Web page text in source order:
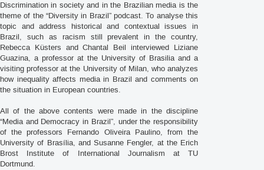
Discrimination in society and in the Brazilian media is the
theme of the “Diversity in Brazil” podcast. To analyse this
topic and address historical and contextual issues in
Brazil, such as racism still prevalent in the country,
Rebecca Küsters and Chantal Beil interviewed Liziane
Guazina, a professor at the University of Brasilia and a
visiting professor at the University of Milan, who analyzes
how inequality affects media in Brazil and comments on
the situation in European countries.
All of the above contents were made in the discipline
“Media and Democracy in Brazil”, under the responsibility
of the professors Fernando Oliveira Paulino, from the
University of Brasília, and Susanne Fengler, at the Erich
Brost Institute of International Journalism at TU
Dortmund.